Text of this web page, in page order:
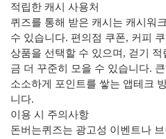
적립한 캐시 사용처
퀴즈를 통해 받은 캐시는 캐시워
수 있습니다. 편의점 쿠폰, 커피
상품을 선택할 수 있으며, 걷기
금 더 꾸준히 모을 수 있습니다.
소소하게 포인트를 쌓는 앱테크
니다.
이용 시 주의사항
돈버는퀴즈는 광고성 이벤트나